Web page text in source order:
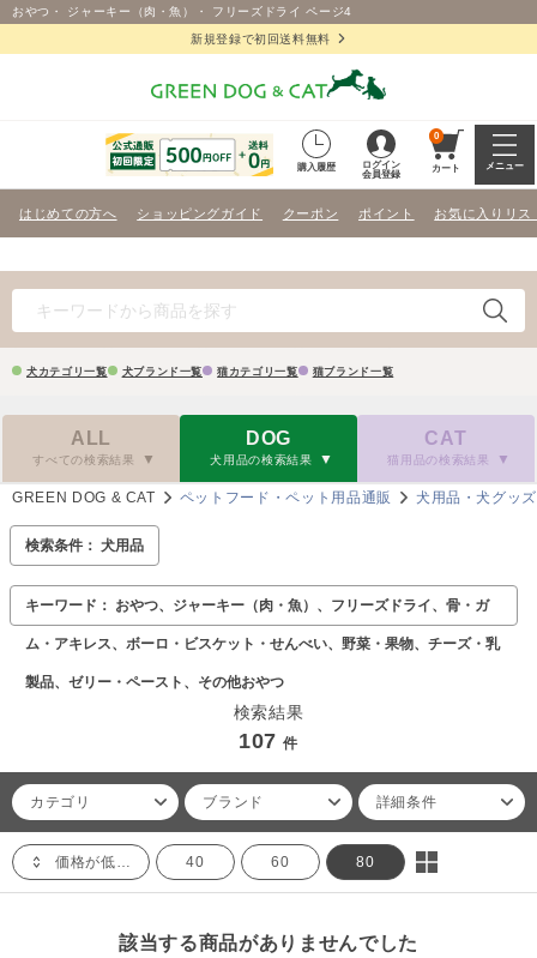
おやつ・ ジャーキー（肉・魚）・ フリーズドライ ページ4
新規登録で初回送料無料
購入履歴
ログイン
会員登録
0
カート メニュー
はじめての方へ ショッピングガイド クーポン ポイント お気に入りリス
犬カテゴリ一覧 犬ブランド一覧 猫カテゴリ一覧 猫ブランド一覧
ALL
すべての検索結果
DOG
犬用品の検索結果
CAT
猫用品の検索結果
GREEN DOG & CAT ペットフード・ペット用品通販 犬用品・犬グッズ
検索条件： 犬用品
キーワード： おやつ、ジャーキー（肉・魚）、フリーズドライ、骨・ガ
ム・アキレス、ボーロ・ビスケット・せんべい、野菜・果物、チーズ・乳
製品、ゼリー・ペースト、その他おやつ
検索結果
107 件
カテゴリ ブランド 詳細条件
価格が低い順 40 60 80
該当する商品がありませんでした